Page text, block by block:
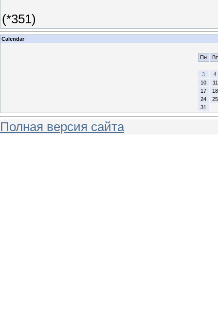
(*351)
Calendar
Пн
Вт
3
4
10
11
17
18
24
25
31
Полная версия сайта